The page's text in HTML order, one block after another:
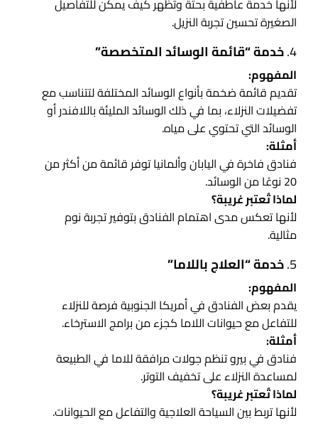
الصغيرة تحسين تجربة النزيل.
4. خدمة “قائمة الوسائد المتخصصة”
المفهوم:
تقديم قائمة ضخمة بأنواع الوسائد المختلفة لتتناسب مع
تفضيلات النزلاء، بما في ذلك الوسائد المليئة باللافندر أو
الوسائد التي تحتوي على مياه.
أمثلة:
فنادق فاخرة في اليابان وألمانيا توفر قائمة من أكثر من
20 نوعًا من الوسائد.
لماذا تُعتبر غريبة؟
لأنها تعكس مدى اهتمام الفنادق بتوفير تجربة نوم
مثالية.
5. خدمة “العلاج باللاما”
المفهوم:
يقدم بعض الفنادق في أمريكا الجنوبية فرصة للنزلاء
للتفاعل مع حيوانات اللاما كجزء من برامج الاسترخاء.
أمثلة:
فنادق في بيرو تنظم جولات مرافقة للاما في الطبيعة
لمساعدة النزلاء على تخفيف التوتر.
لماذا تُعتبر غريبة؟
لأنها تربط بين السياحة العلاجية والتفاعل مع الحيوانات.